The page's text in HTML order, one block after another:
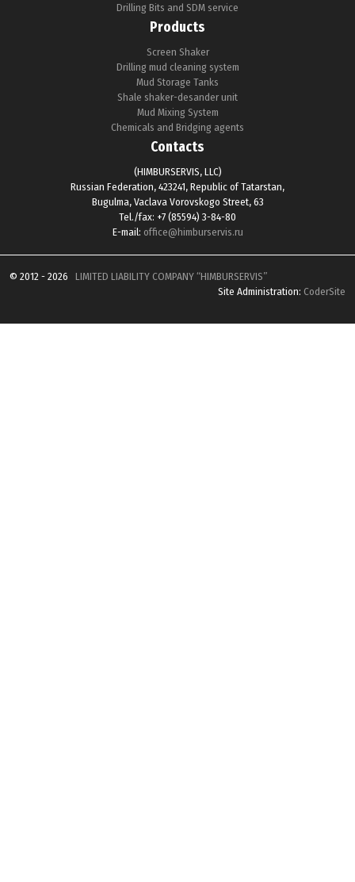
Drilling Bits and SDM service
Products
Screen Shaker
Drilling mud cleaning system
Mud Storage Tanks
Shale shaker-desander unit
Mud Mixing System
Chemicals and Bridging agents
Contacts
(HIMBURSERVIS, LLC)
Russian Federation, 423241, Republic of Tatarstan,
Bugulma, Vaclava Vorovskogo Street, 63
Tel./fax: +7 (85594) 3-84-80
E-mail: office@himburservis.ru
© 2012 - 2026 LIMITED LIABILITY COMPANY “HIMBURSERVIS”
Site Administration: CoderSite